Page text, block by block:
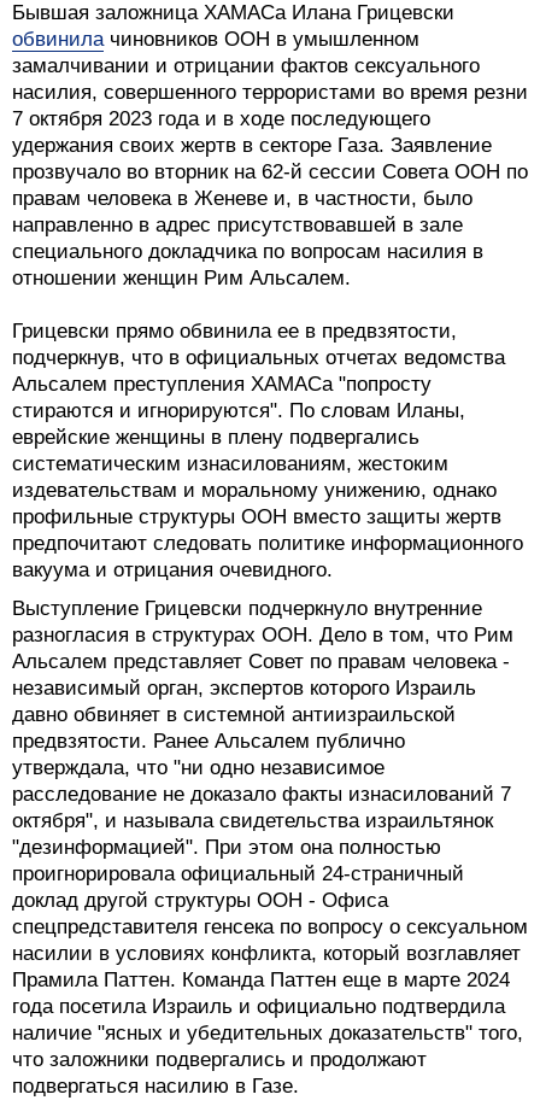
Бывшая заложница ХАМАСа Илана Грицевски
обвинилачиновников ООН в умышленном
замалчивании и отрицании фактов сексуального
насилия, совершенного террористами во время резни
7 октября 2023 года и в ходе последующего
удержания своих жертв в секторе Газа. Заявление
прозвучало во вторник на 62-й сессии Совета ООН по
правам человека в Женеве и, в частности, было
направленно в адрес присутствовавшей в зале
специального докладчика по вопросам насилия в
отношении женщин Рим Альсалем.
Грицевски прямо обвинила ее в предвзятости,
подчеркнув, что в официальных отчетах ведомства
Альсалем преступления ХАМАСа "попросту
стираются и игнорируются". По словам Иланы,
еврейские женщины в плену подвергались
систематическим изнасилованиям, жестоким
издевательствам и моральному унижению, однако
профильные структуры ООН вместо защиты жертв
предпочитают следовать политике информационного
вакуума и отрицания очевидного.
Выступление Грицевски подчеркнуло внутренние
разногласия в структурах ООН. Дело в том, что Рим
Альсалем представляет Совет по правам человека -
независимый орган, экспертов которого Израиль
давно обвиняет в системной антиизраильской
предвзятости. Ранее Альсалем публично
утверждала, что "ни одно независимое
расследование не доказало факты изнасилований 7
октября", и называла свидетельства израильтянок
"дезинформацией". При этом она полностью
проигнорировала официальный 24-страничный
доклад другой структуры ООН - Офиса
спецпредставителя генсека по вопросу о сексуальном
насилии в условиях конфликта, который возглавляет
Прамила Паттен. Команда Паттен еще в марте 2024
года посетила Израиль и официально подтвердила
наличие "ясных и убедительных доказательств" того,
что заложники подвергались и продолжают
подвергаться насилию в Газе.